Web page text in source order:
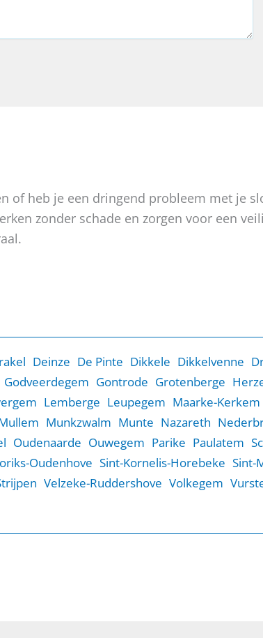
of heb je een dringend probleem met je
zonder schade en zorgen voor een
Deinze De Pinte Dikkele Dikkelvenne
Godveerdegem Gontrode Grotenberge
Lemberge Leupegem Maarke-Kerkem
Munkzwalm Munte Nazareth
Oudenaarde Ouwegem Parike Paulatem
Oudenhove Sint-Kornelis-Horebeke Sint-
Velzeke-Ruddershove Volkegem